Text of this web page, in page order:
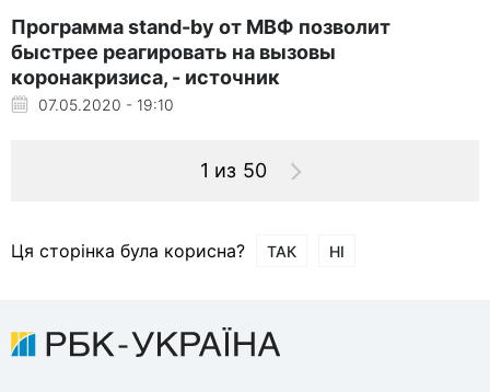
Программа stand-by от МВФ позволит
быстрее реагировать на вызовы
коронакризиса, - источник
07.05.2020 - 19:10
1 из 50
Ця сторінка була корисна? ТАК НІ